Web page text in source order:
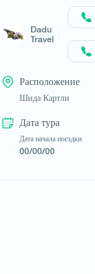
Dadu
Travel
Расположение
Шида Картли
Дата тура
Дата начала поездки
00/00/00